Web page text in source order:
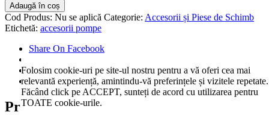
inalta
presiune
Adaugă în coș
Cod Produs: Nu se aplică Categorie: Accesorii și Piese de Schimb
Etichetă: accesorii pompe
Share On Facebook
Pin This Product
Email This Product
Produse similare
Folosim cookie-uri pe site-ul nostru pentru a vă oferi cea mai
relevantă experiență, amintindu-vă preferințele și vizitele repetate.
Făcând click pe ACCEPT, sunteți de acord cu utilizarea pentru
TOATE cookie-urile.